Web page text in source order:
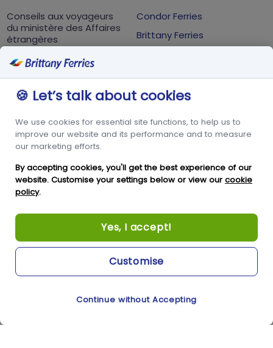
Conseils aux voyageurs
du ministère des Affaires
étrangères
Condor Ferries
Brittany Ferries
Guernsey
35435
RÉSEAUX SOCIAUX
Cookie Preferences
🍪 Let’s talk about cookies
We use cookies for essential site functions, to help us to
improve our website and its performance and to measure
our marketing efforts.
By accepting cookies, you'll get the best experience of our
website. Customise your settings below or view our cookie
policy.
Yes, I accept!
Continue without Accepting
Customise